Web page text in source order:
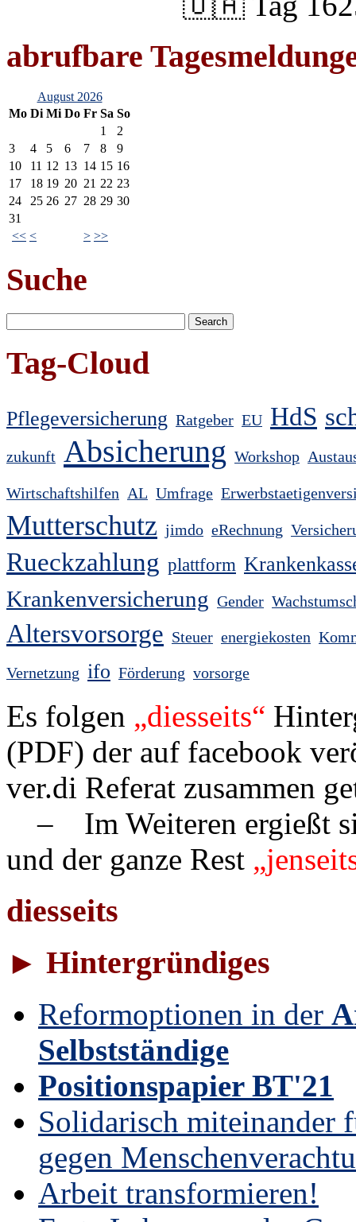
abrufbare
August 2026
Mo Di Mi Do Fr Sa So
1
2
3
4 5 6 7 8
9
10
11 12 13 14 15 16
17
18 19 20 21 22 23
24
25 26 27 28 29 30
31
<< < > >>
Suche
Tag-Cloud
Pflegeversicherung Ratgeber EU HdS
zukunft Absicherung Workshop
Wirtschaftshilfen AL Umfrage
Mutterschutz jimdo eRechnung
Rueckzahlung plattform
Krankenversicherung Gender
Altersvorsorge Steuer energiekosten
Vernetzung ifo Förderung vorsorge
Es folgen „dies­seits“
(PDF) der auf face­book
ver.di Referat zusammen
– Im Weiteren ergießt
und der ganze Rest
diesseits
► Hintergründiges
Reformoptionen in der
Selbstständige
Positionspapier BT'21
Solidarisch miteinander
gegen
Arbeit transformieren!